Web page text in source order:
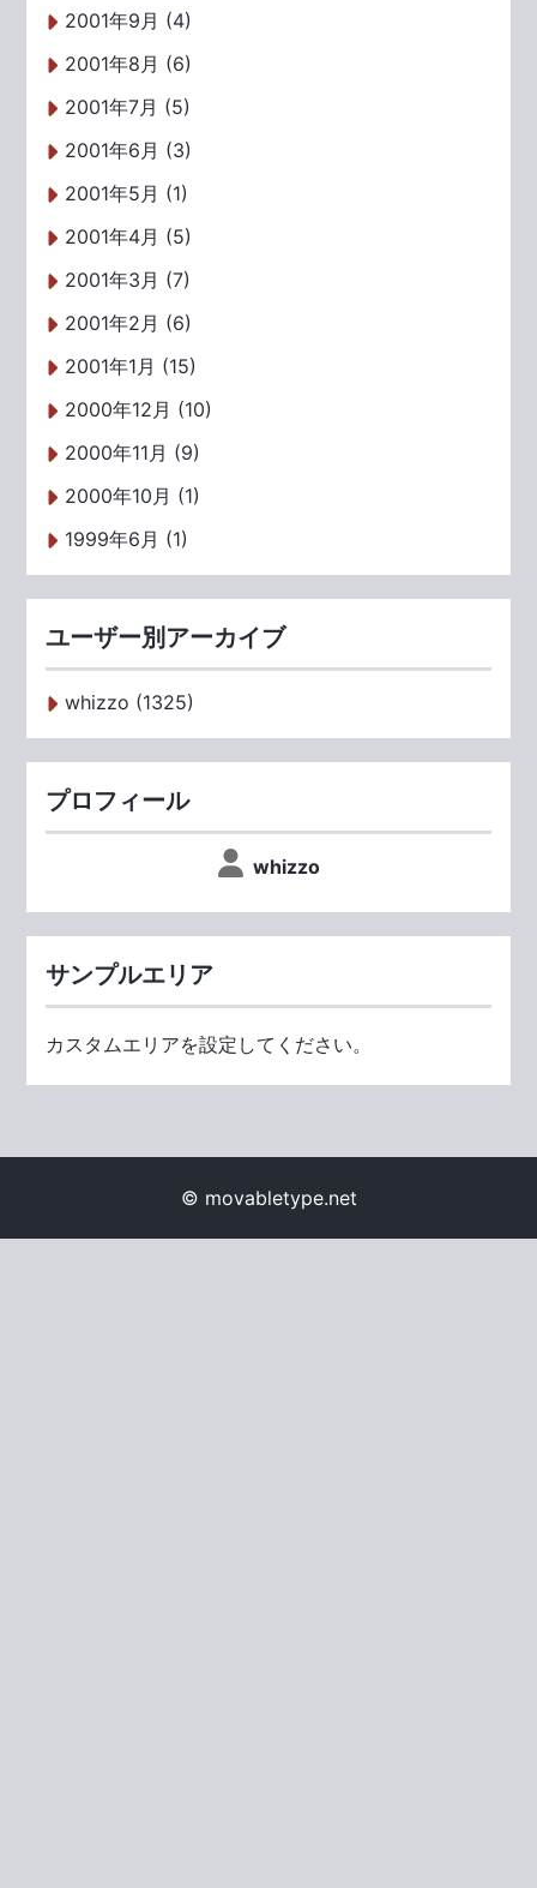
2001年9月 (4)
2001年8月 (6)
2001年7月 (5)
2001年6月 (3)
2001年5月 (1)
2001年4月 (5)
2001年3月 (7)
2001年2月 (6)
2001年1月 (15)
2000年12月 (10)
2000年11月 (9)
2000年10月 (1)
1999年6月 (1)
ユーザー別アーカイブ
whizzo (1325)
プロフィール
whizzo
サンプルエリア
カスタムエリアを設定してください。
© movabletype.net